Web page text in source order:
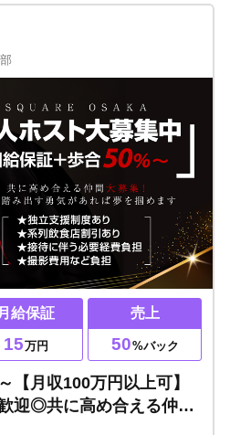
月給保証
15万円
売上
50%バック
【月収100万円以上可】
迎◎共に高め合える仲間